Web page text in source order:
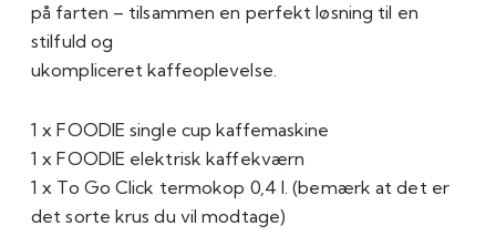
på farten – tilsammen en perfekt løsning til en
stilfuld og
ukompliceret kaffeoplevelse.
1 x FOODIE single cup kaffemaskine
1 x FOODIE elektrisk kaffekværn
1 x To Go Click termokop 0,4 l. (bemærk at det er
det sorte krus du vil modtage)